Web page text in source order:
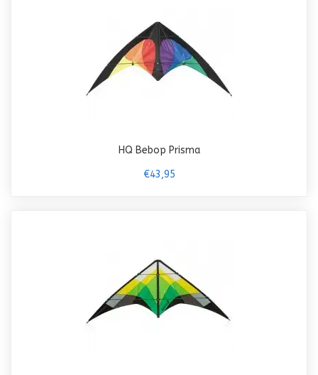
HQ Bebop Prisma
€43,95